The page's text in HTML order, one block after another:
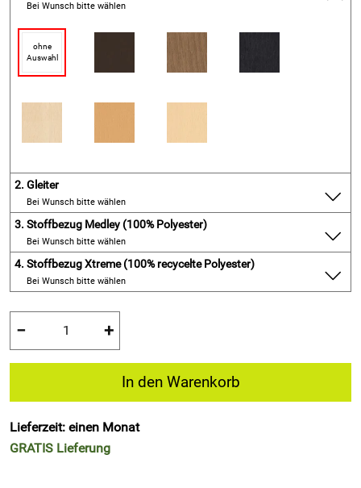
Bei Wunsch bitte wählen
ohne
Auswahl
2. Gleiter
Bei Wunsch bitte wählen
3. Stoffbezug Medley (100% Polyester)
Bei Wunsch bitte wählen
4. Stoffbezug Xtreme (100% recycelte Polyester)
Bei Wunsch bitte wählen
− +
In den Warenkorb
Lieferzeit: einen Monat
GRATIS Lieferung